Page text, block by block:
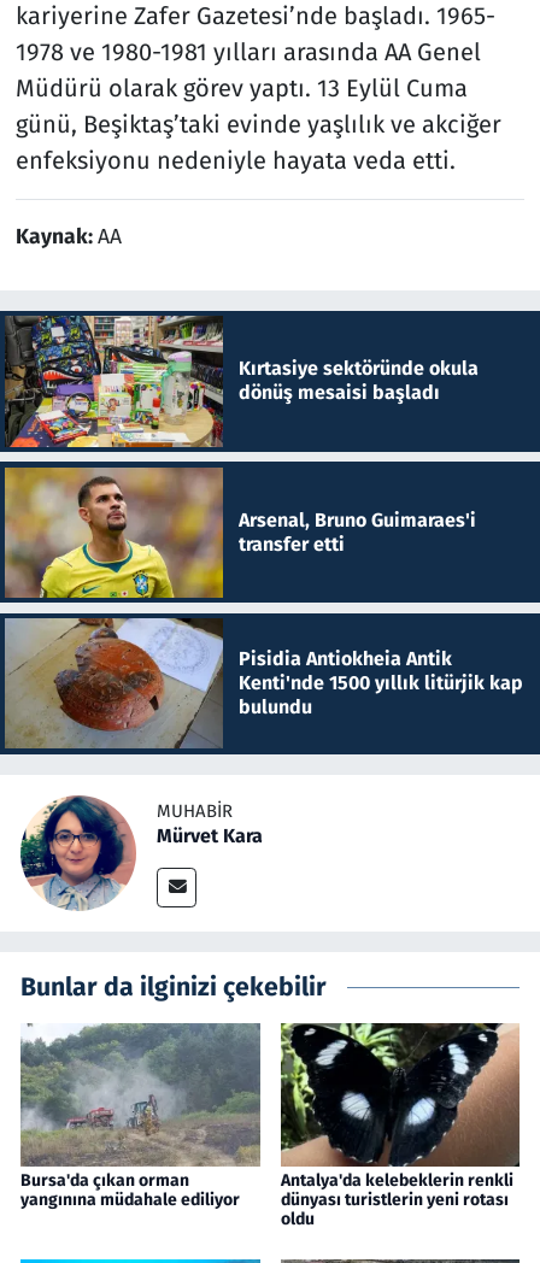
kariyerine Zafer Gazetesi’nde başladı. 1965-
1978 ve 1980-1981 yılları arasında AA Genel
Müdürü olarak görev yaptı. 13 Eylül Cuma
günü, Beşiktaş’taki evinde yaşlılık ve akciğer
enfeksiyonu nedeniyle hayata veda etti.
Kaynak:AA
Kırtasiye sektöründe okula
dönüş mesaisi başladı
Arsenal, Bruno Guimaraes'i
transfer etti
Pisidia Antiokheia Antik
Kenti'nde 1500 yıllık litürjik kap
bulundu
MUHABIR
Mürvet Kara
Bunlar da ilginizi çekebilir
Bursa'da çıkan orman
yangınına müdahale ediliyor
Antalya'da kelebeklerin renkli
dünyası turistlerin yeni rotası
oldu